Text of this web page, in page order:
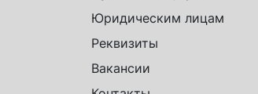
Юридическим лицам
Реквизиты
Вакансии